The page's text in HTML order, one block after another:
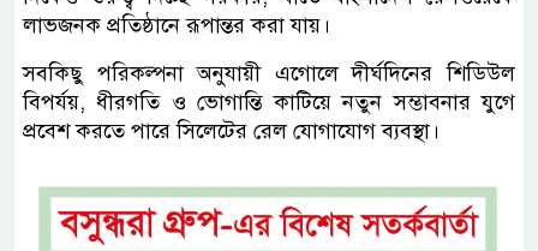
লাভজনক প্রতিষ্ঠানে রূপান্তর করা যায়।
সবকিছু পরিকল্পনা অনুযায়ী এগোলে দীর্ঘদিনের শিডিউল
বিপর্যয়, ধীরগতি ও ভোগান্তি কাটিয়ে নতুন সম্ভাবনার যুগে
প্রবেশ করতে পারে সিলেটের রেল যোগাযোগ ব্যবস্থা।